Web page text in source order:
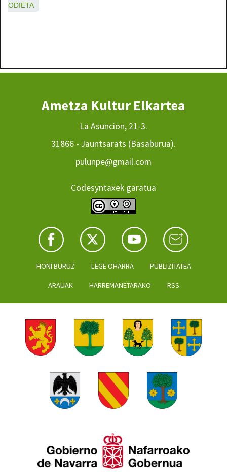
ODIETA
Ametza Kultur Elkartea
La Asuncion, 21-3.
31866 - Jauntsarats (Basaburua).
pulunpe@gmail.com
Codesyntaxek garatua
HONI BURUZ LEGE OHARRA PUBLIZITATEA
ARAUAK HARREMANETARAKO RSS